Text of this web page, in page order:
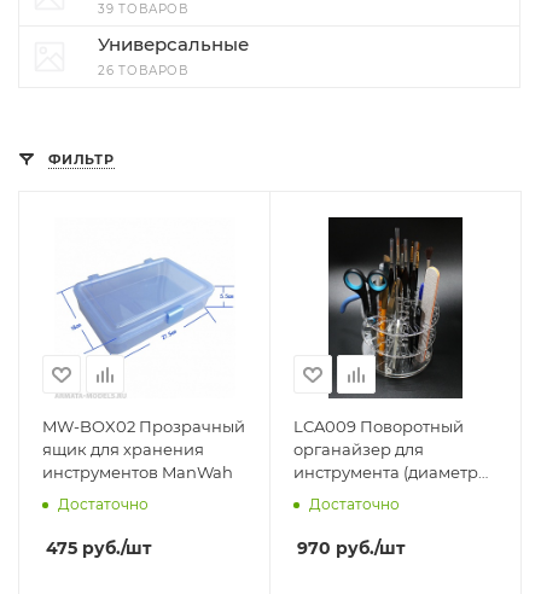
39 ТОВАРОВ
Универсальные
26 ТОВАРОВ
ФИЛЬТР
MW-BOX02 Прозрачный
ящик для хранения
инструментов ManWah
Достаточно
475 руб./шт
LCA009 Поворотный
органайзер для
инструмента (диаметр
120 мм) LemonCraft
Достаточно
970 руб./шт